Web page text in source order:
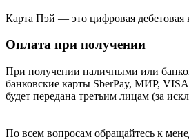
Карта Пэй — это цифровая
Оплата при получении
При получении наличными или
банковские карты SberPay, МИР,
будет передана третьим лицам (за
По всем вопросам обращайтесь к